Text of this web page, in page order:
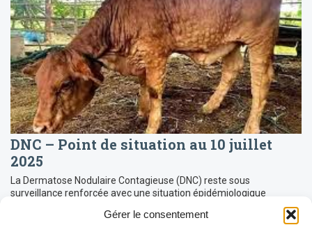
Gérer le consentement
DNC – Point de situation au 10 juillet
2025
La Dermatose Nodulaire Contagieuse (DNC) reste sous
surveillance renforcée avec une situation épidémiologique
évolutive en Savoie. Voici les dernières informations disponibles
concernant la progression de la maladie, les […]